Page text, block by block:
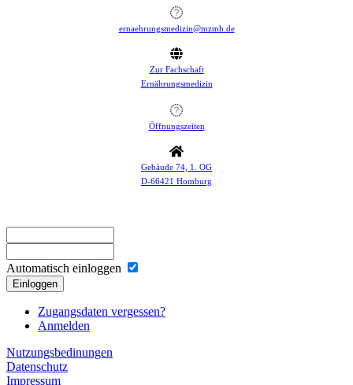
ernaehrungsmedizin@mzmh.de
Zur Fachschaft
Ernährungsmedizin
Öffnungszeiten
Gebäude 74, 1. OG
D-66421 Homburg
Automatisch einloggen
Einloggen
Zugangsdaten vergessen?
Anmelden
Nutzungsbedinungen
Datenschutz
Impressum